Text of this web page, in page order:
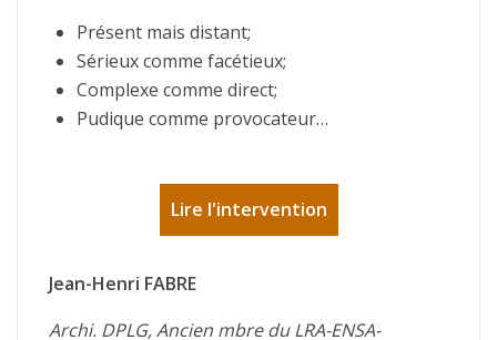
Présent mais distant;
Sérieux comme facétieux;
Complexe comme direct;
Pudique comme provocateur…
Lire l'intervention
Jean-Henri FABRE
Archi. DPLG, Ancien mbre du LRA-ENSA-